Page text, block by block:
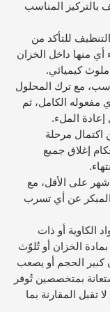
بالتركيز المناسب
للتأكد من
أي منها داخل الخزان
كيميائي.
مع ترك المحلول
مفعوله الكامل، ثم
الملء.
اكتمال مرحلة
إغلاق جميع
على الأقل، مع
عن أي تسرب
الكاوية أو ذات
الخزان أو تُلوّث
كبير الحجم أو يصعب
بمتخصصين تُوفر
تقبل المقارنة بما